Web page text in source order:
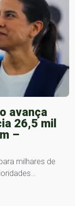
avança
26,5 mil
–
milhares de